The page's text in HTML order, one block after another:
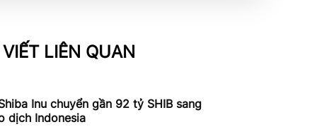
LIÊN QUAN
Inu chuyển gần 92 tỷ SHIB sang
dịch Indonesia